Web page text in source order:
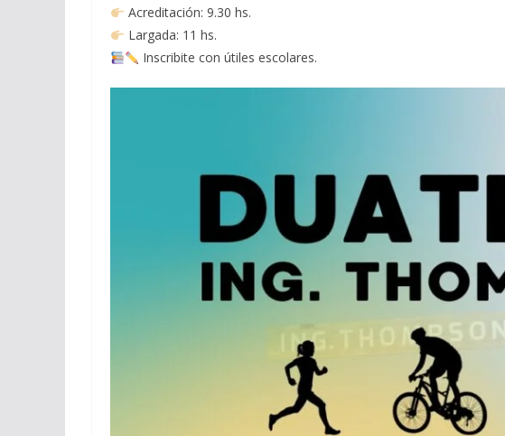
Acreditación: 9.30 hs.
Largada: 11 hs.
Inscribite con útiles escolares.